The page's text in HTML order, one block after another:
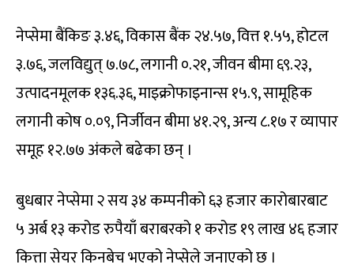
नेप्सेमा बैंकिङ ३.४६, विकास बैंक २४.५७, वित्त १.५५, होटल
३.७६, जलविद्युत् ७.७८, लगानी ०.२१, जीवन बीमा ६९.२३,
उत्पादनमूलक १३६.३६, माइक्रोफाइनान्स १५.९, सामूहिक
लगानी कोष ०.०९, निर्जीवन बीमा ४१.२९, अन्य ८.१७ र व्यापार
समूह १२.७७ अंकले बढेका छन् ।
बुधबार नेप्सेमा २ सय ३४ कम्पनीको ६३ हजार कारोबारबाट
५ अर्ब १३ करोड रुपैयाँ बराबरको १ करोड १९ लाख ४६ हजार
कित्ता सेयर किनबेच भएको नेप्सेले जनाएको छ ।